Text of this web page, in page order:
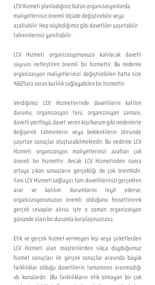
LCV Hizmeti planladığınız bütün organizasyonlarda
maliyetlerinizi önemli ölçüde değiştirebilir veya
azaltabilir. Hep söylediğimiz gibi davetliler şaşırtabilir
tahminleriniz yanıltabilir.
LCV Hizmeti organizasyonunuza katılacak davetli
sayısını netleştiren önemli bir hizmettir. Bu nedenle
organizasyon maliyetlerinizi değiştirebilen hatta size
%60'lara varan karlılık sağlayabilen bir hizmettir.
Verdiğimiz LCV Hizmetlerinde davetlilerin katılım
durumu; organizasyon türü, organizasyon zamanı,
davetli pörtföyü, davet veren kişi/kurum gibi nedenlerle
değişerek tahminlerin veya beklentilerin ötesinde
şaşırtan sonuçlar oluşturabilmektedir. Bu nedenle LCV
Hizmeti organizasyon maliyetlerinizi azaltan çok
önemli bir hizmettir. Ancak LCV Hizmetinden sonra
ortaya çıkan sonuçların gerçekliği de çok önemlidir.
Yani LCV Hizmeti sağlayıcı tüm davetlilerinizi gerçekten
arar ve katılım durumlarını teyit ederse,
organizasyonunuzun önemli olduğunu hissettirerek
gerçek cevaplar alırsa işte o zaman organizasyon
gününde olası bir durumla karşılaşmazsınız.
Etik ve gerçek hizmet vermeyen kişi veya şirketlerden
LCV Hizmeti alan müşterilerden sıkça duyduğumuz
hizmet sonuçları ile gerçek sonuçlar arasında büyük
farklılıklar olduğu davetlilerin tamamının aranmadığı
vb. konulardır. (Bu farklılıkların etik olmayan bir çok